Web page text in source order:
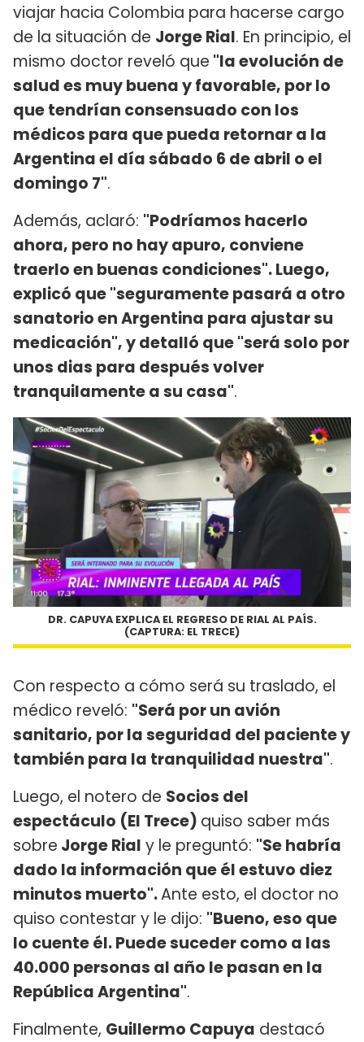
viajar hacia Colombia para hacerse cargo
de la situación de Jorge Rial. En principio, el
mismo doctor reveló que "la evolución de
salud es muy buena y favorable, por lo
que tendrían consensuado con los
médicos para que pueda retornar a la
Argentina el día sábado 6 de abril o el
domingo 7".
Además, aclaró: "Podríamos hacerlo
ahora, pero no hay apuro, conviene
traerlo en buenas condiciones". Luego,
explicó que "seguramente pasará a otro
sanatorio en Argentina para ajustar su
medicación", y detalló que "será solo por
unos dias para después volver
tranquilamente a su casa".
DR. CAPUYA EXPLICA EL REGRESO DE RIAL AL PAÍS.
(CAPTURA: EL TRECE)
Con respecto a cómo será su traslado, el
médico reveló: "Será por un avión
sanitario, por la seguridad del paciente y
también para la tranquilidad nuestra".
Luego, el notero de Socios del
espectáculo (El Trece) quiso saber más
sobre Jorge Rial y le preguntó: "Se habría
dado la información que él estuvo diez
minutos muerto".Ante esto, el doctor no
quiso contestar y le dijo: "Bueno, eso que
lo cuente él. Puede suceder como a las
40.000 personas al año le pasan en la
República Argentina".
Finalmente, Guillermo Capuya destacó